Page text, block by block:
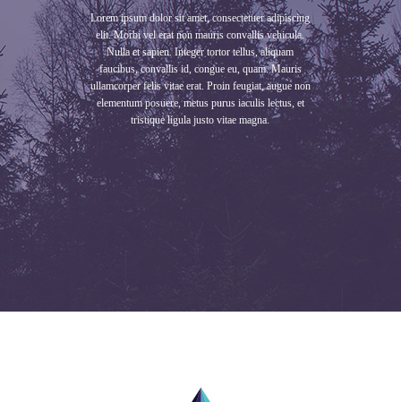
Lorem ipsum dolor sit amet, consectetuer adipiscing
elit. Morbi vel erat non mauris convallis vehicula.
Nulla et sapien. Integer tortor tellus, aliquam
faucibus, convallis id, congue eu, quam. Mauris
ullamcorper felis vitae erat. Proin feugiat, augue non
elementum posuere, metus purus iaculis lectus, et
tristique ligula justo vitae magna.